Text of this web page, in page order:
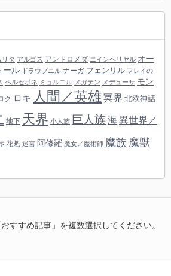
リタ アルゴス アンドロメダ エインヘリヤル オー
ール ドラウプニル ナーガ フェンリル フレイの
ペルセポネ ミョルニル メガテン メデューサ モン
ク ロキ 人間／英雄冥界 北欧神話
地下 天界 小人族 巨人族 海異世界／
花魁 迷宮 阿修羅 魔女／魔術師 魔族 魔獣
すすめ記事」を複数選択してください。